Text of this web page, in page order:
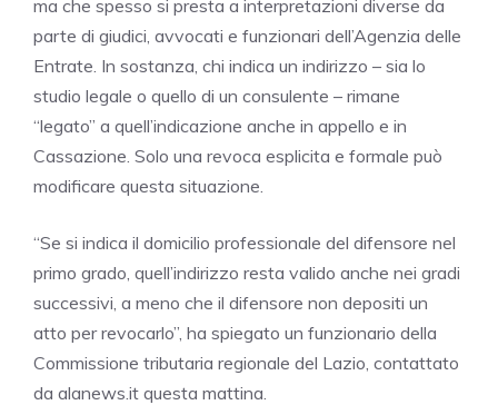
ma che spesso si presta a interpretazioni diverse da
parte di giudici, avvocati e funzionari dell’Agenzia delle
Entrate. In sostanza, chi indica un indirizzo – sia lo
studio legale o quello di un consulente – rimane
“legato” a quell’indicazione anche in appello e in
Cassazione. Solo una revoca esplicita e formale può
modificare questa situazione.
“Se si indica il domicilio professionale del difensore nel
primo grado, quell’indirizzo resta valido anche nei gradi
successivi, a meno che il difensore non depositi un
atto per revocarlo”, ha spiegato un funzionario della
Commissione tributaria regionale del Lazio, contattato
da alanews.it questa mattina.